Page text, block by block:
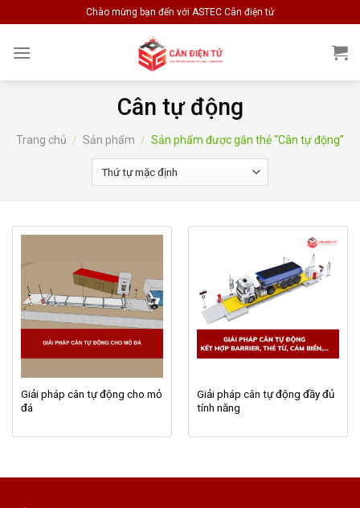
to
content
Chào mừng bạn đến với ASTEC Cân điện tử
Cân tự động
Trang chủ / Sản phẩm / Sản phẩm được gắn thẻ “Cân tự động”
Giải pháp cân tự động cho mỏ
đá
Giải pháp cân tự động đầy đủ
tính năng